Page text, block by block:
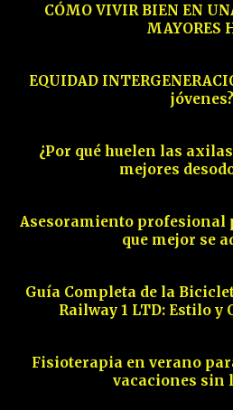
CÓMO VIVIR BIEN EN
MAYORES
EQUIDAD
jóvenes?
¿Por qué huelen las
mejores
Asesoramiento profesional
que mejor se
Guía Completa de la
Railway 1 LTD: Estilo
Fisioterapia en verano
vacaciones sin